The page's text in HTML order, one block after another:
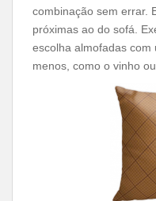
combinação sem errar.
próximas ao do sofá.
escolha almofadas com
menos, como o vinho ou